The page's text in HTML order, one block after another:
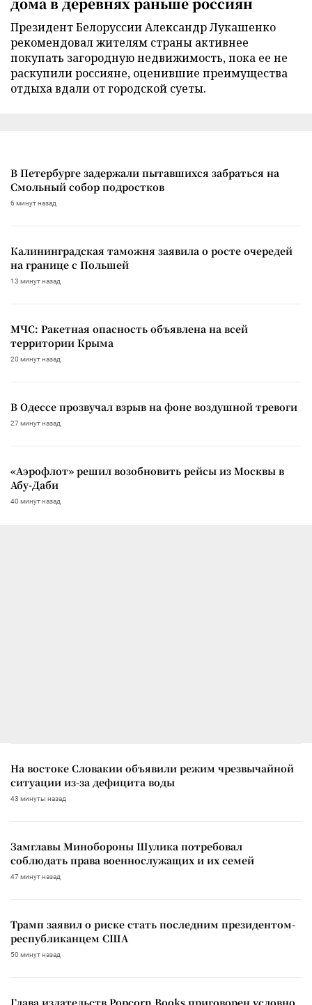
Президент Белоруссии Александр Лукашенко
рекомендовал жителям страны активнее
покупать загородную недвижимость, пока ее не
раскупили россияне, оценившие преимущества
отдыха вдали от городской суеты.
В Петербурге задержали пытавшихся забраться на
Смольный собор подростков
6 минут назад
Калининградская таможня заявила о росте очередей
на границе с Польшей
13 минут назад
МЧС: Ракетная опасность объявлена на всей
территории Крыма
20 минут назад
В Одессе прозвучал взрыв на фоне воздушной тревоги
27 минут назад
«Аэрофлот» решил возобновить рейсы из Москвы в
Абу-Даби
40 минут назад
На востоке Словакии объявили режим чрезвычайной
ситуации из-за дефицита воды
43 минуты назад
Замглавы Минобороны Шулика потребовал
соблюдать права военнослужащих и их семей
47 минут назад
Трамп заявил о риске стать последним президентом-
республиканцем США
50 минут назад